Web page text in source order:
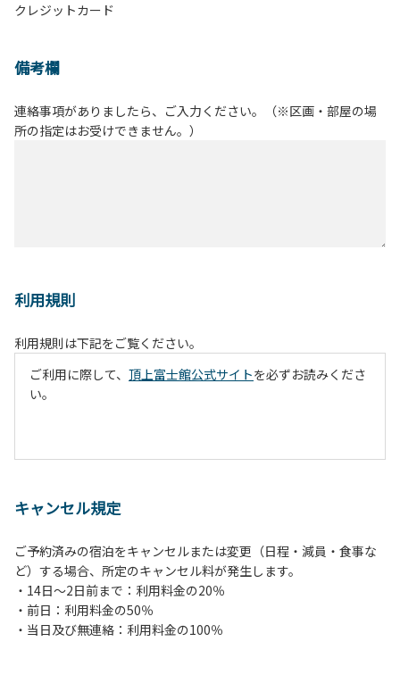
クレジットカード
備考欄
連絡事項がありましたら、ご入力ください。（※区画・部屋の場
所の指定はお受けできません。）
利用規則
利用規則は下記をご覧ください。
ご利用に際して、 頂上富士館公式サイトを必ずお読みくださ
い。
キャンセル規定
ご予約済みの宿泊をキャンセルまたは変更（日程・減員・食事な
ど）する場合、所定のキャンセル料が発生します。
・14日～2日前まで：利用料金の20％
・前日：利用料金の50％
・当日及び無連絡：利用料金の100％